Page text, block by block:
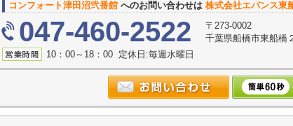
コンフォート津田沼弐番館 へのお問い合わせは 株式会社エバンス東
047-460-2522
〒273-0002
千葉県船橋市東船橋
10：00～18：00 定休日:毎週水曜日